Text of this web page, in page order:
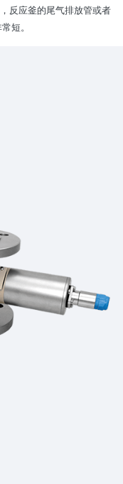
反应釜的尾气排放管或者
短。